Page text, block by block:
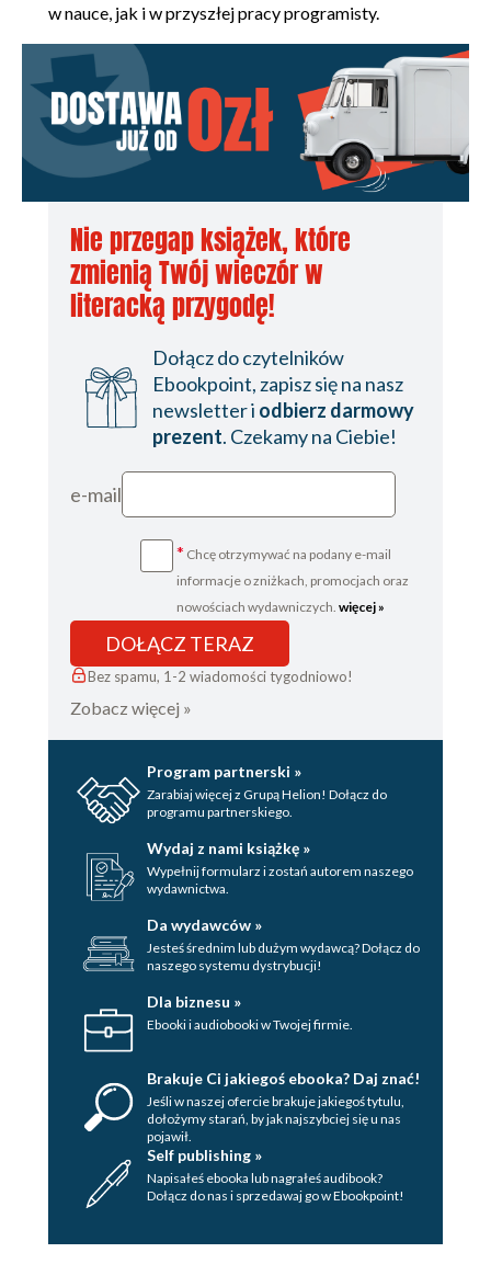
w nauce, jak i w przyszłej pracy programisty.
Nie przegap książek, które
zmienią Twój wieczór w
literacką przygodę!
Dołącz do czytelników
Ebookpoint, zapisz się na nasz
newsletter i odbierz darmowy
prezent. Czekamy na Ciebie!
e-mail
* Chcę otrzymywać na podany e-mail
informacje o zniżkach, promocjach oraz
nowościach wydawniczych. więcej »
DOŁĄCZ TERAZ
Bez spamu, 1-2 wiadomości tygodniowo!
Zobacz więcej »
Program partnerski »
Zarabiaj więcej z Grupą Helion! Dołącz do
programu partnerskiego.
Wydaj z nami książkę »
Wypełnij formularz i zostań autorem naszego
wydawnictwa.
Da wydawców »
Jesteś średnim lub dużym wydawcą? Dołącz do
naszego systemu dystrybucji!
Dla biznesu »
Ebooki i audiobooki w Twojej firmie.
Brakuje Ci jakiegoś ebooka? Daj znać!
Jeśli w naszej ofercie brakuje jakiegoś tytulu,
dołożymy starań, by jak najszybciej się u nas
pojawił.
Self publishing »
Napisałeś ebooka lub nagrałeś audibook?
Dołącz do nas i sprzedawaj go w Ebookpoint!